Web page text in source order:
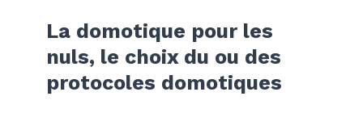
La domotique pour les
nuls, le choix du ou des
protocoles domotiques